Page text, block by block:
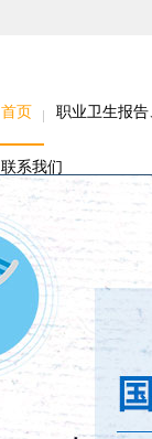
首页 职业卫生报
联系我们